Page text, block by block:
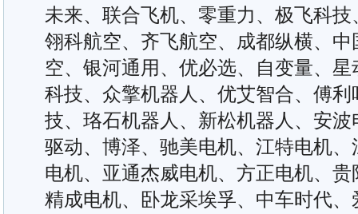
未来、联合飞机、零重力、极飞科
翎科航空、齐飞航空、成都纵横、
空、银河通用、优必选、自变量、
科技、众擎机器人、优艾智合、傅
技、珞石机器人、新松机器人、安
驱动、博泽、驰美电机、江特电机
电机、亚通杰威电机、方正电机、
精成电机、卧龙采埃孚、中车时代